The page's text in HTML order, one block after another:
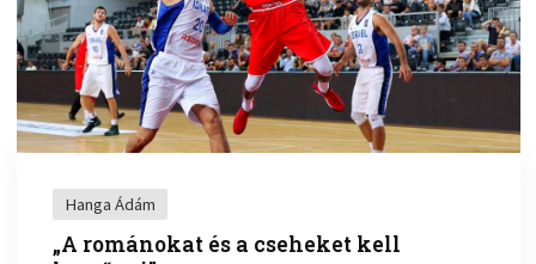
Hanga Ádám
„A románokat és a cseheket kell